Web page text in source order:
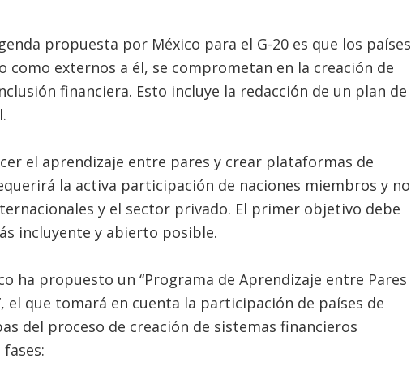
propuesta por México para el G-20 es que los países
externos a él, se comprometan en la creación de
financiera. Esto incluye la redacción de un plan de
el aprendizaje entre pares y crear plataformas de
la activa participación de naciones miembros y no
y el sector privado. El primer objetivo debe
incluyente y abierto posible.
ha propuesto un “Programa de Aprendizaje entre Pares
el que tomará en cuenta la participación de países de
del proceso de creación de sistemas financieros